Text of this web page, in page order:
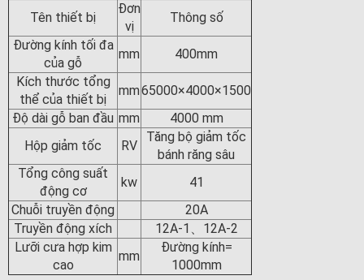
Tên thiết bị
Đơn
vị
Thông số
Đường kính tối đa
của gỗ
mm
400mm
Kích thước tổng
thể của thiết bị
mm65000×4000×1500
Độ dài gỗ ban đầu mm
4000 mm
Hộp giảm tốc
RV
Tăng bộ giảm tốc
bánh răng sâu
Tổng công suất
động cơ
kw
41
Chuỗi truyền động
20A
Truyền động xích
12A-1、12A-2
Lưỡi cưa hợp kim
cao
mm
Đường kính=
1000mm